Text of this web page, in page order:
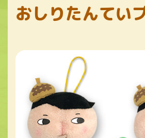
おしりたんてい